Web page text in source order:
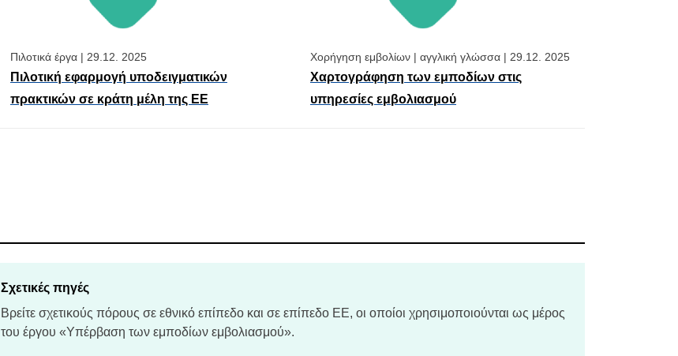
Πιλοτικά έργα | 29.12. 2025
Πιλοτική εφαρμογή υποδειγματικών
πρακτικών σε κράτη μέλη της ΕΕ
Χορήγηση εμβολίων | αγγλική γλώσσα | 29.12. 2025
Χαρτογράφηση των εμποδίων στις
υπηρεσίες εμβολιασμού
Σχετικές πηγές
Βρείτε σχετικούς πόρους σε εθνικό επίπεδο και σε επίπεδο ΕΕ, οι οποίοι χρησιμοποιούνται ως μέρος
του έργου «Υπέρβαση των εμποδίων εμβολιασμού».